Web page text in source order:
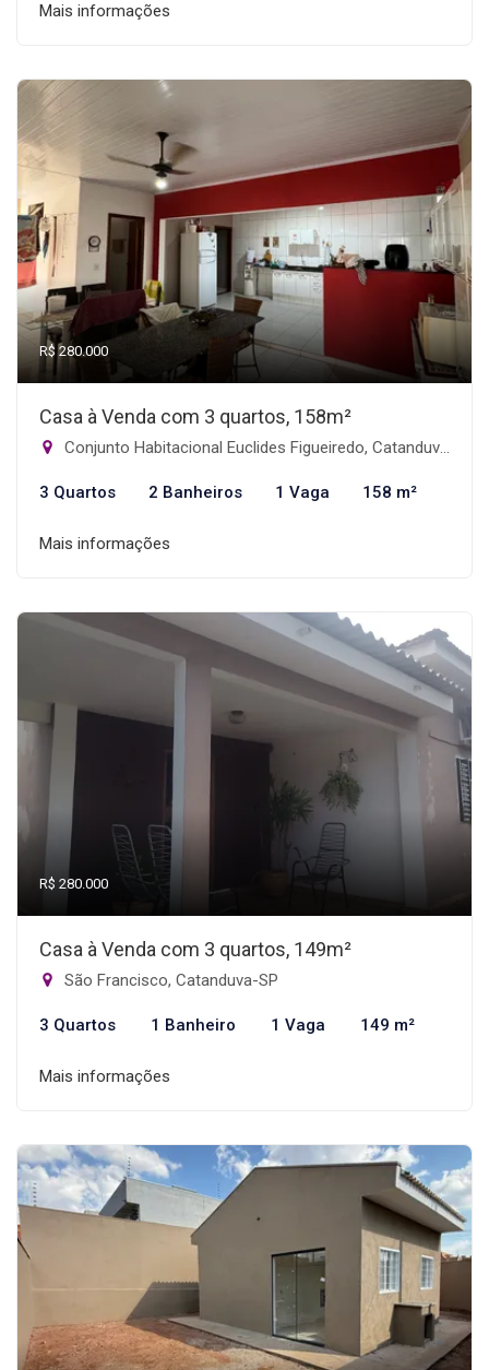
Mais informações
R$ 280.000
Casa à Venda com 3 quartos, 158m²
Conjunto Habitacional Euclides Figueiredo, Catanduva-SP
3 Quartos 2 Banheiros 1 Vaga 158 m²
Mais informações
R$ 280.000
Casa à Venda com 3 quartos, 149m²
São Francisco, Catanduva-SP
3 Quartos 1 Banheiro 1 Vaga 149 m²
Mais informações